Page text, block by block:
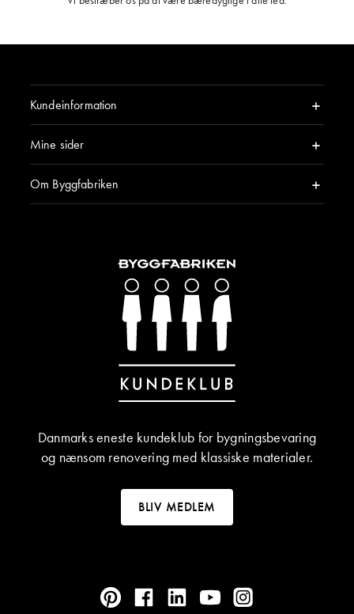
Kundeinformation
Mine sider
Om Byggfabriken
Danmarks eneste kundeklub for bygningsbevaring
og nænsom renovering med klassiske materialer.
BLIV MEDLEM